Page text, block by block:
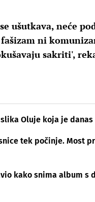
ušutkava, neće
ni
sakriti',
Oluje koja je
tek počinje. Most
kako snima album s